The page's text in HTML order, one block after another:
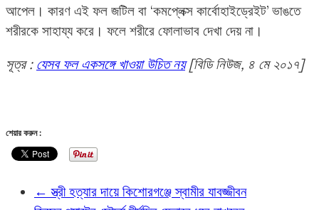
আপেল। কারণ এই ফল জটিল বা ‘কমপ্লেক্স কার্বোহাইড্রেইট’ ভাঙতে
শরীরকে সাহায্য করে। ফলে শরীরে ফোলাভাব দেখা দেয় না।
সূত্র : যেসব ফল একসঙ্গে খাওয়া উচিত নয়[বিডি নিউজ, ৪ মে ২০১৭]
শেয়ার করুন :
← স্ত্রী হত্যার দায়ে কিশোরগঞ্জে স্বামীর যাবজ্জীবন